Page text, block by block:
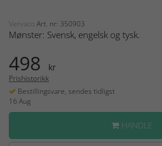
Vervaco Art. nr: 350903
Mønster: Svensk, engelsk og tysk.
498 kr
Prishistorikk
Bestillingsvare, sendes tidligst
16 Aug
HANDLE